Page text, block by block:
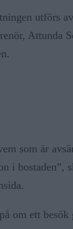
utförs
Attunda
som är
i bostaden”,
om ett